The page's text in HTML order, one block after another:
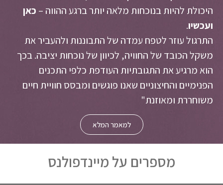
היכולת להיות בנוכחות מלאה יותר ברגע ההווה – כאן
ועכשיו.
התרגול עוזר לטפח עמדה של התבוננות ולהעביר את
משקל הכובד של החוויה, לכיוון של נוכחות יציבה. בכך
הוא מרגיע את התגובתיות העודפת כלפי התכנים
הפנימיים והחיצוניים שאנו פוגשים ומבסס חוויית חיים
משוחררת ומאוזנת"
למאמר המלא
מספרים על מיינדפולנס